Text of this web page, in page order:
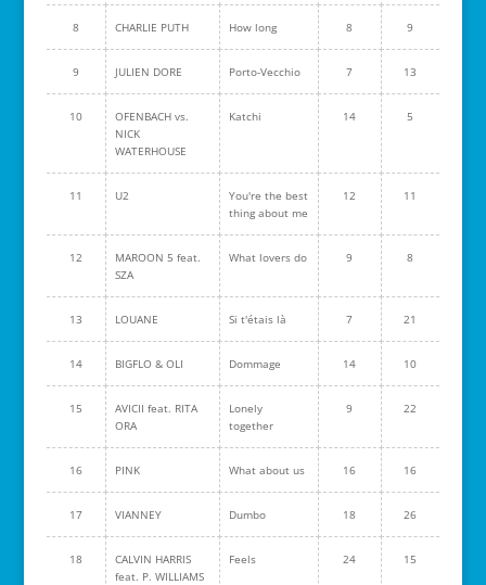
8 CHARLIE PUTH How long 8 9
9 JULIEN DORE Porto-Vecchio 7 13
10
OFENBACH vs.
NICK
WATERHOUSE
Katchi 14 5
11 U2
You're the best
thing about me
12 11
12
MAROON 5 feat.
SZA
What lovers do 9 8
13 LOUANE Si t'étais là 7 21
14 BIGFLO & OLI Dommage 14 10
15
AVICII feat. RITA
ORA
Lonely
together
9 22
16 PINK What about us 16 16
17 VIANNEY Dumbo 18 26
18
CALVIN HARRIS
feat. P. WILLIAMS
Feels 24 15